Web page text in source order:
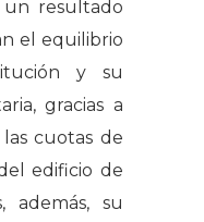
un resultado
el equilibrio
y su
gracias a
las cuotas de
edificio de
además, su